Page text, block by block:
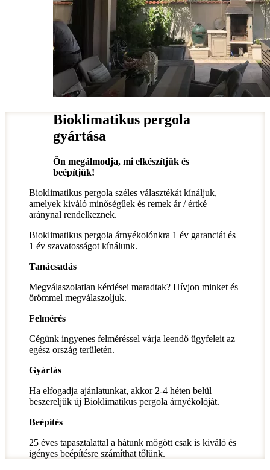
Bioklimatikus pergola
gyártása
Ön megálmodja, mi elkészítjük és
beépítjük!
Bioklimatikus pergola széles választékát kínáljuk,
amelyek kiváló minőségűek és remek ár / értké
aránynal rendelkeznek.
Bioklimatikus pergola árnyékolónkra 1 év garanciát és
1 év szavatosságot kínálunk.
Tanácsadás
Megválaszolatlan kérdései maradtak? Hívjon minket és
örömmel megválaszoljuk.
Felmérés
Cégünk ingyenes felméréssel várja leendő ügyfeleit az
egész ország területén.
Gyártás
Ha elfogadja ajánlatunkat, akkor 2-4 héten belül
beszereljük új Bioklimatikus pergola árnyékolóját.
Beépítés
25 éves tapasztalattal a hátunk mögött csak is kiváló és
igényes beépítésre számíthat tőlünk.